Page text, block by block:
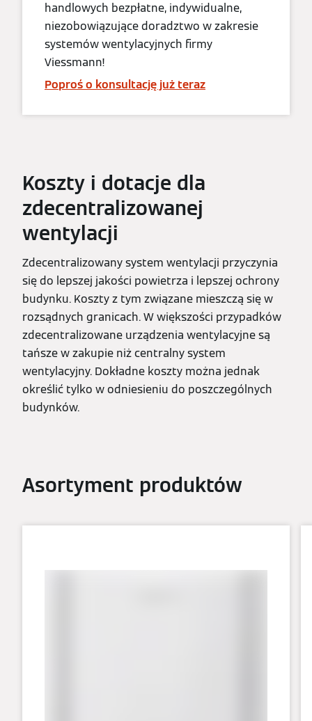
handlowych bezpłatne, indywidualne,
niezobowiązujące doradztwo w zakresie
systemów wentylacyjnych firmy
Viessmann!
Poproś o konsultację już teraz
Koszty i dotacje dla
zdecentralizowanej
wentylacji
Zdecentralizowany system wentylacji przyczynia
się do lepszej jakości powietrza i lepszej ochrony
budynku. Koszty z tym związane mieszczą się w
rozsądnych granicach. W większości przypadków
zdecentralizowane urządzenia wentylacyjne są
tańsze w zakupie niż centralny system
wentylacyjny. Dokładne koszty można jednak
określić tylko w odniesieniu do poszczególnych
budynków.
Asortyment produktów